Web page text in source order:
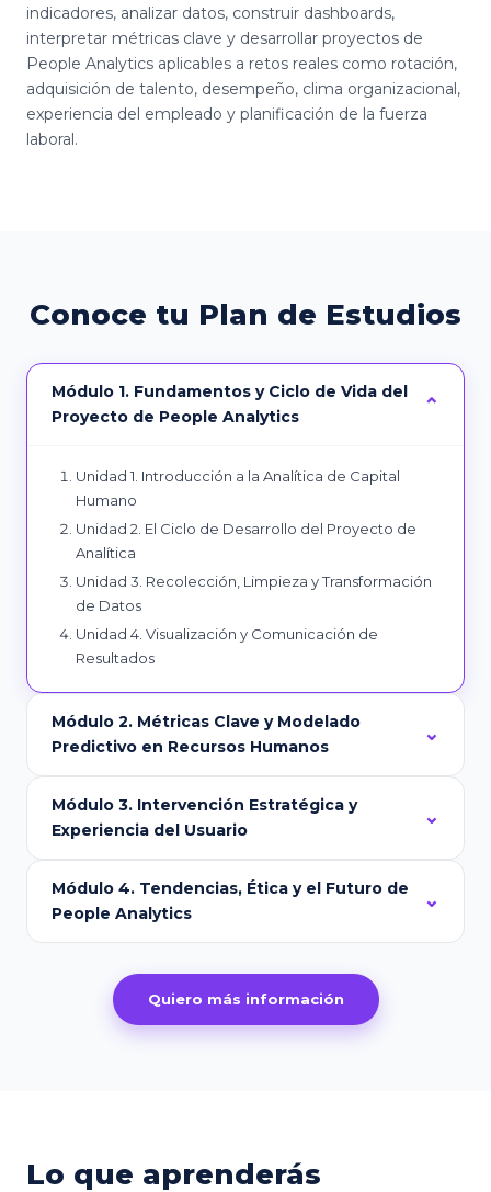
indicadores, analizar datos, construir dashboards,
interpretar métricas clave y desarrollar proyectos de
People Analytics aplicables a retos reales como rotación,
adquisición de talento, desempeño, clima organizacional,
experiencia del empleado y planificación de la fuerza
laboral.
Conoce tu Plan de Estudios
Módulo 1. Fundamentos y Ciclo de Vida del
Proyecto de People Analytics
Unidad 1. Introducción a la Analítica de Capital
Humano
Unidad 2. El Ciclo de Desarrollo del Proyecto de
Analítica
Unidad 3. Recolección, Limpieza y Transformación
de Datos
Unidad 4. Visualización y Comunicación de
Resultados
Módulo 2. Métricas Clave y Modelado
Predictivo en Recursos Humanos
Módulo 3. Intervención Estratégica y
Experiencia del Usuario
Módulo 4. Tendencias, Ética y el Futuro de
People Analytics
Quiero más información
Lo que aprenderás